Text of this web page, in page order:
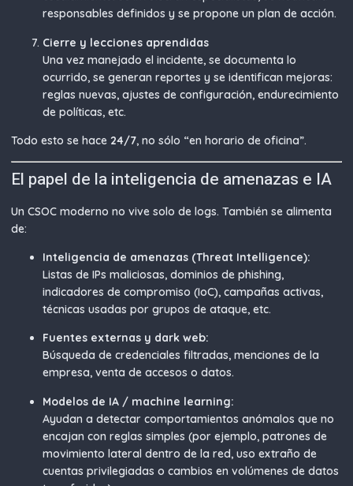
responsables definidos y se propone un plan de acción.
Cierre y lecciones aprendidas
Una vez manejado el incidente, se documenta lo
ocurrido, se generan reportes y se identifican mejoras:
reglas nuevas, ajustes de configuración, endurecimiento
de políticas, etc.
Todo esto se hace 24/7, no sólo “en horario de oficina”.
El papel de la inteligencia de amenazas e IA
Un CSOC moderno no vive solo de logs. También se alimenta
de:
Inteligencia de amenazas (Threat Intelligence):
Listas de IPs maliciosas, dominios de phishing,
indicadores de compromiso (IoC), campañas activas,
técnicas usadas por grupos de ataque, etc.
Fuentes externas y dark web:
Búsqueda de credenciales filtradas, menciones de la
empresa, venta de accesos o datos.
Modelos de IA / machine learning:
Ayudan a detectar comportamientos anómalos que no
encajan con reglas simples (por ejemplo, patrones de
movimiento lateral dentro de la red, uso extraño de
cuentas privilegiadas o cambios en volúmenes de datos